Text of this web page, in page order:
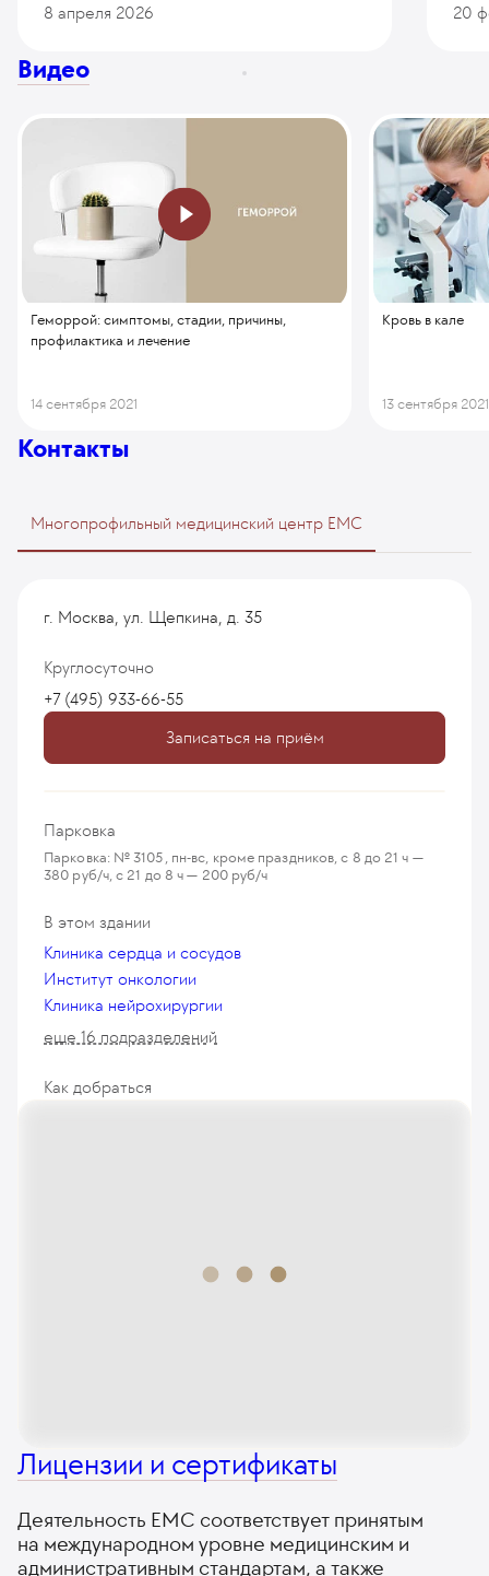
8 апреля 2026
20
Видео
Геморрой: симптомы, стадии, причины,
профилактика и лечение
14 сентября 2021
Кровь в кале
13 сентября 2021
Контакты
Многопрофильный медицинский центр EMC
г. Москва, ул. Щепкина, д. 35
Круглосуточно
+7 (495) 933-66-55
Записаться на приём
Парковка
Парковка: № 3105, пн-вс, кроме праздников, с 8 до 21 ч —
380 руб/ч, с 21 до 8 ч — 200 руб/ч
В этом здании
Клиника сердца и сосудов
Институт онкологии
Клиника нейрохирургии
еще 16 подразделений
Как добраться
Лицензии и сертификаты
Деятельность ЕМС соответствует принятым
на международном уровне медицинским и
административным стандартам, а также